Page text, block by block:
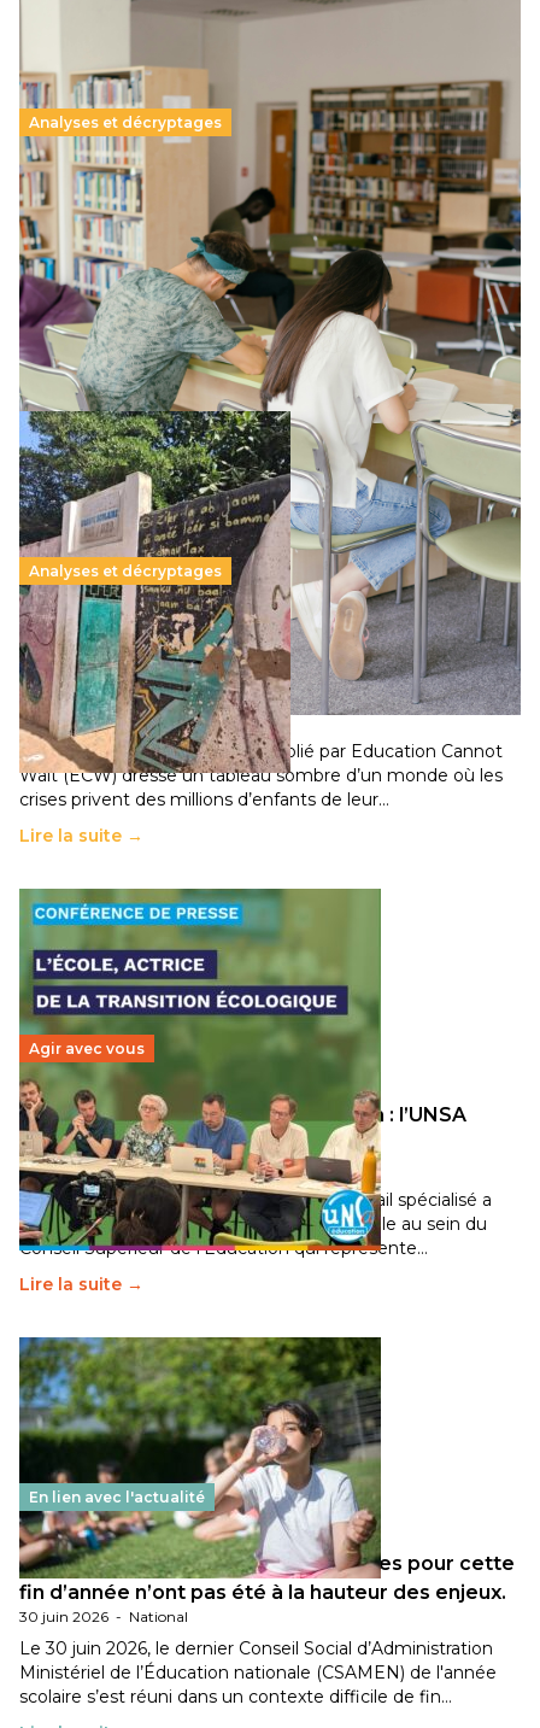
Analyses et décryptages
Supérieur privé : une dérive qui met à mal la
promesse républicaine
11 juillet 2026-
Le projet de loi sur la régulation de l’enseignement
supérieur privé met en lumière l’amplification d’un système
qui relègue l’acte pédagogique au superfétatoire, voire à…
Lire la suite →
Analyses et décryptages
258 millions d’enfants victimes de la guerre, des
chocs climatiques et des déplacements de
population
11 juillet 2026- National
Un nouveau rapport mondial publié par Education Cannot
Wait (ECW) dresse un tableau sombre d’un monde où les
crises privent des millions d’enfants de leur…
Lire la suite →
Agir avec vous
Transition écologique de l’éducation : l’UNSA
Éducation fait bouger les lignes
30 juin 2026-National
Pendant plusieurs mois, un groupe de travail spécialisé a
travaillé sur la transition écologique de l’Ecole au sein du
Conseil Supérieur de l’Éducation qui représente…
Lire la suite →
En lien avec l'actualité
Les décisions ministérielles attendues pour cette
fin d’année n’ont pas été à la hauteur des enjeux.
30 juin 2026 - National
Le 30 juin 2026, le dernier Conseil Social d’Administration
Ministériel de l’Éducation nationale (CSAMEN) de l'année
scolaire s’est réuni dans un contexte difficile de fin…